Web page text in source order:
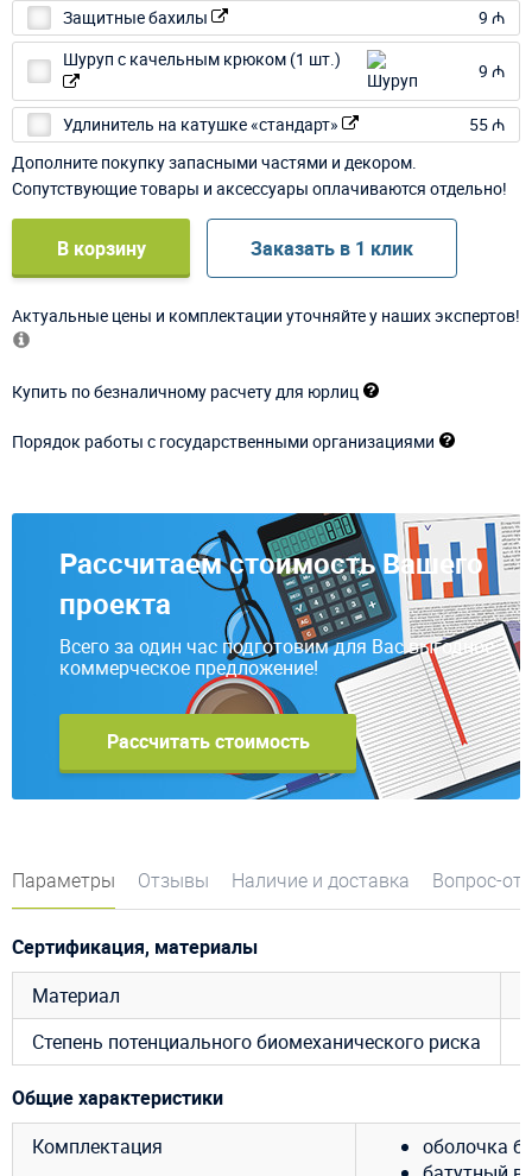
Защитные бахилы
9 ₼
Шуруп с качельным крюком (1 шт.)
9 ₼
Удлинитель на катушке «стандарт»
55 ₼
Дополните покупку запасными частями и декором.
Сопутствующие товары и аксессуары оплачиваются отдельно!
В корзину Заказать в 1 клик
Актуальные цены и комплектации уточняйте у наших экспертов!
Купить по безналичному расчету для юрлиц
Порядок работы с государственными организациями
Рассчитаем стоимость Вашего
проекта
Всего за один час подготовим для Вас выгодное
коммерческое предложение!
Рассчитать стоимость
Параметры Отзывы Наличие и доставка Вопрос-
Сертификация, материалы
Материал
Степень потенциального биомеханического риска
Общие характеристики
Комплектация
оболочка